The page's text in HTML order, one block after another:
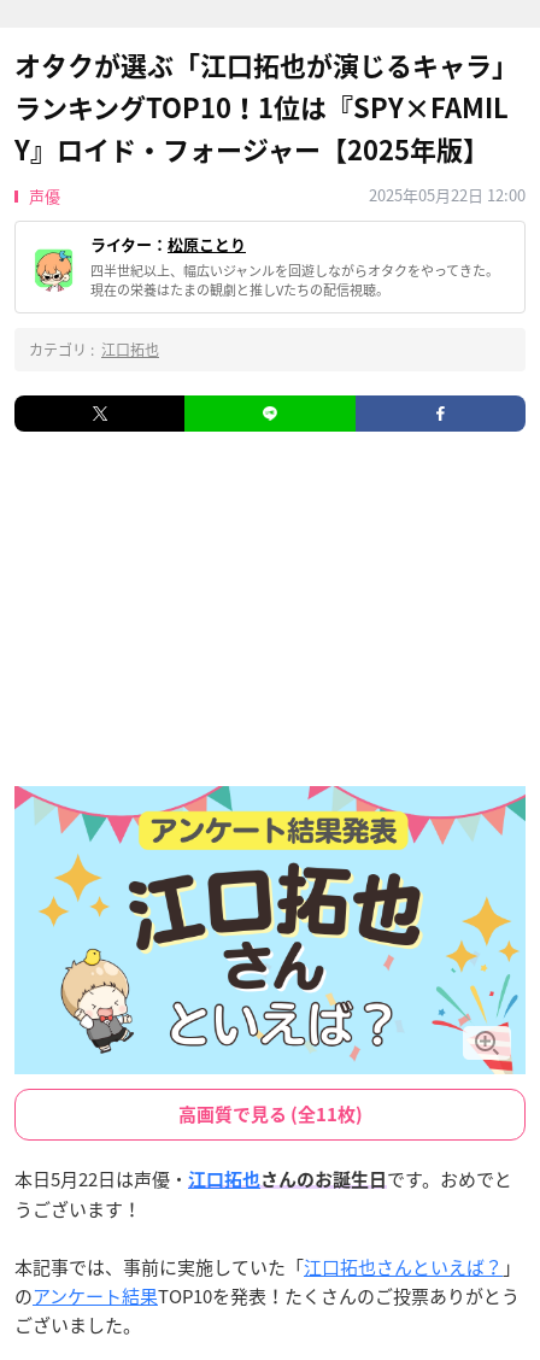
オタクが選ぶ「江口拓也が演じるキャラ」
ランキングTOP10！1位は『SPY×FAMIL
Y』ロイド・フォージャー【2025年版】
声優 2025年05月22日 12:00
ライター： 松原ことり
四半世紀以上、幅広いジャンルを回遊しながらオタクをやってきた。
現在の栄養はたまの観劇と推しVたちの配信視聴。
カテゴリ : 江口拓也
高画質で見る (全11枚)
本日5月22日は声優・ 江口拓也 さんのお誕生日 です。おめでと
うございます！
本記事では、事前に実施していた「江口拓也さんといえば？ 」
のアンケート結果TOP10を発表！たくさんのご投票ありがとう
ございました。